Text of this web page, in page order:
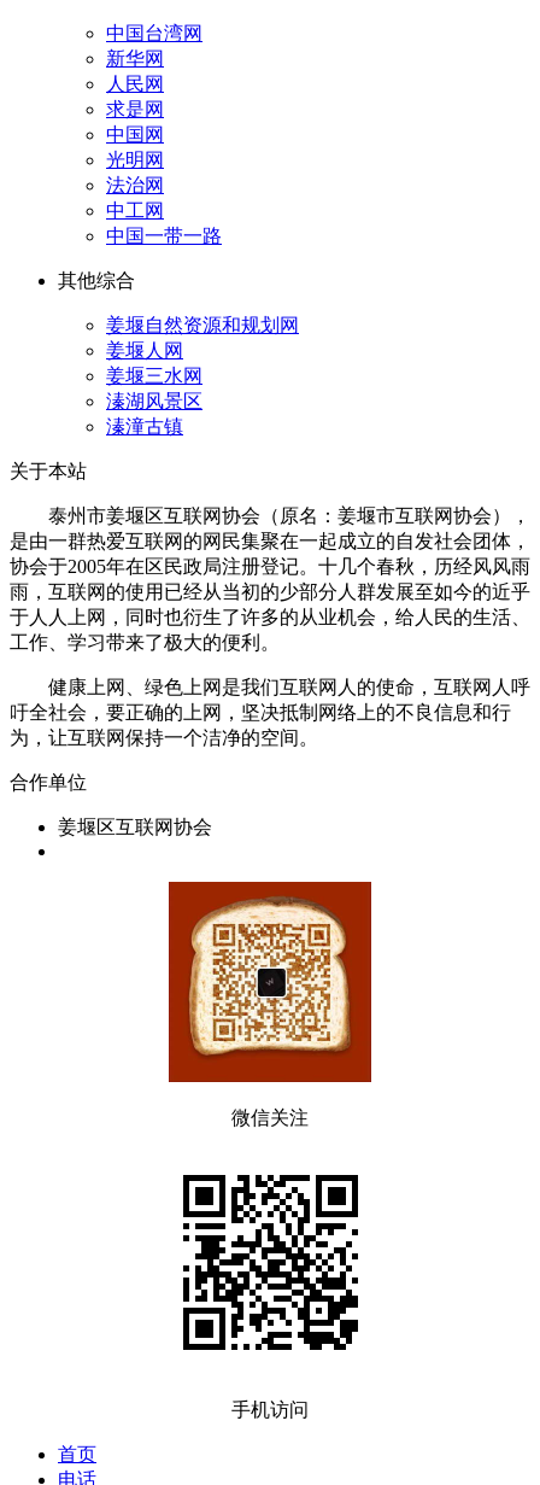
中国台湾网
新华网
人民网
求是网
中国网
光明网
法治网
中工网
中国一带一路
其他综合
姜堰自然资源和规划网
姜堰人网
姜堰三水网
溱湖风景区
溱潼古镇
关于本站
泰州市姜堰区互联网协会（原名：姜堰市互联网协会），
是由一群热爱互联网的网民集聚在一起成立的自发社会团体，
协会于2005年在区民政局注册登记。十几个春秋，历经风风雨
雨，互联网的使用已经从当初的少部分人群发展至如今的近乎
于人人上网，同时也衍生了许多的从业机会，给人民的生活、
工作、学习带来了极大的便利。
健康上网、绿色上网是我们互联网人的使命，互联网人呼
吁全社会，要正确的上网，坚决抵制网络上的不良信息和行
为，让互联网保持一个洁净的空间。
合作单位
姜堰区互联网协会
微信关注
手机访问
首页
电话